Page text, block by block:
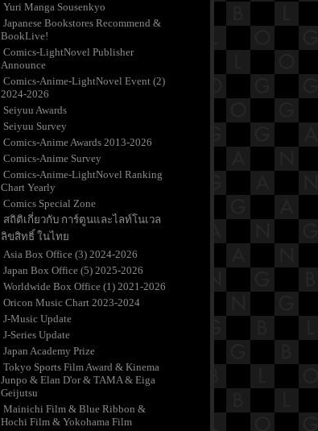
Yuri Manga Sousenkyo
Japanese Bookstores Recommend &
BookLive!
Comics-LightNovel Publisher
Announce
Comics-Anime-LightNovel Event (2)
2024-2026
Seiyuu Awards
Seiyuu Survey
Comics-Anime Awards 2013-2026
Comics-Anime Survey
Comics-Anime-LightNovel Ranking
Chart Yearly
Comics Special Zone
สถิติเกี่ยวกับ การ์ตูนและไลท์โนเวล
ลิขสิทธิ์ ในไท
Asia Box Office (3) 2024-2026
Japan Box Office (5) 2025-2026
Worldwide Box Office (1) 2021-2026
Oricon Music Chart 2023-2024
J-Music Update
J-Series Update
Japan Academy Prize
Tokyo Sports Film Award & Kinema
Junpo & Elan D'or & TAMA & Eiga
Geijutsu
Mainichi Film & Blue Ribbon &
Hochi Film & Yokohama Film